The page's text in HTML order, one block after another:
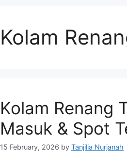
Kolam
Kolam Renang
Masuk & Spot
15 February, 2026 by Tanjilia Nurjanah